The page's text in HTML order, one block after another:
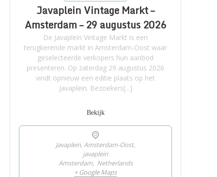
Javaplein Vintage Markt –
Amsterdam – 29 augustus 2026
De Javaplein Vintage Markt is een
terugkerende markt in Amsterdam-Oost waar
geselecteerde verkopers hun aanbod
presenteren. Op zaterdag 29 augustus 2026
vindt opnieuw een editie plaats op het
Javaplein. Bezoekers[...]
Bekijk
Javaplein, Amsterdam-Oost,
javaplein
Amsterdam, Netherlands
+ Google Maps